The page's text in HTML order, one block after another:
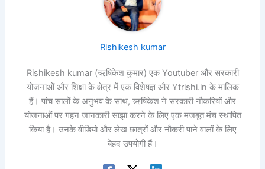
Rishikesh kumar
Rishikesh kumar (ऋषिकेश कुमार) एक Youtuber और सरकारी
योजनाओं और शिक्षा के क्षेत्र में एक विशेषज्ञ और Ytrishi.in के मालिक
हैं। पांच सालों के अनुभव के साथ, ऋषिकेश ने सरकारी नौकरियों और
योजनाओं पर गहन जानकारी साझा करने के लिए एक मजबूत मंच स्थापित
किया है। उनके वीडियो और लेख छात्रों और नौकरी पाने वालों के लिए
बेहद उपयोगी हैं।